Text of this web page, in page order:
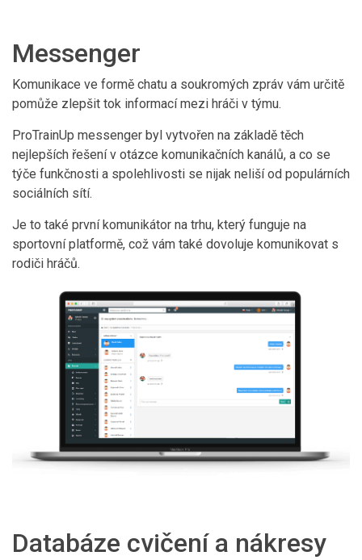
Messenger
Komunikace ve formě chatu a soukromých zpráv vám určitě
pomůže zlepšit tok informací mezi hráči v týmu.
ProTrainUp messenger byl vytvořen na základě těch
nejlepších řešení v otázce komunikačních kanálů, a co se
týče funkčnosti a spolehlivosti se nijak neliší od populárních
sociálních sítí.
Je to také první komunikátor na trhu, který funguje na
sportovní platformě, což vám také dovoluje komunikovat s
rodiči hráčů.
Databáze cvičení a nákresy